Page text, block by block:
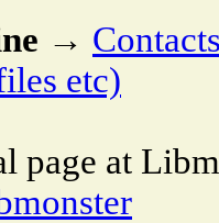
→
etc)
page at